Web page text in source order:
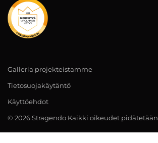
Galleria projekteistamme
Tietosuojakäytäntö
Käyttöehdot
© 2026 Stragendo Kaikki oikeudet pidätetään